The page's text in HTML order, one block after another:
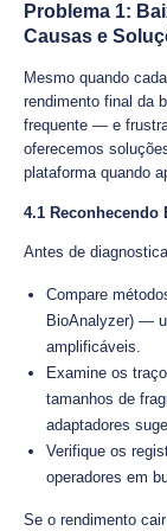
Problema 1:
Causas e
Mesmo quando
rendimento final da
frequente — e
oferecemos
plataforma quando
4.1 Reconhecendo
Antes de
Compare
BioAnalyzer) —
amplificáveis.
Examine os
tamanhos de
adaptadores
Verifique os
operadores em
Se o rendimento